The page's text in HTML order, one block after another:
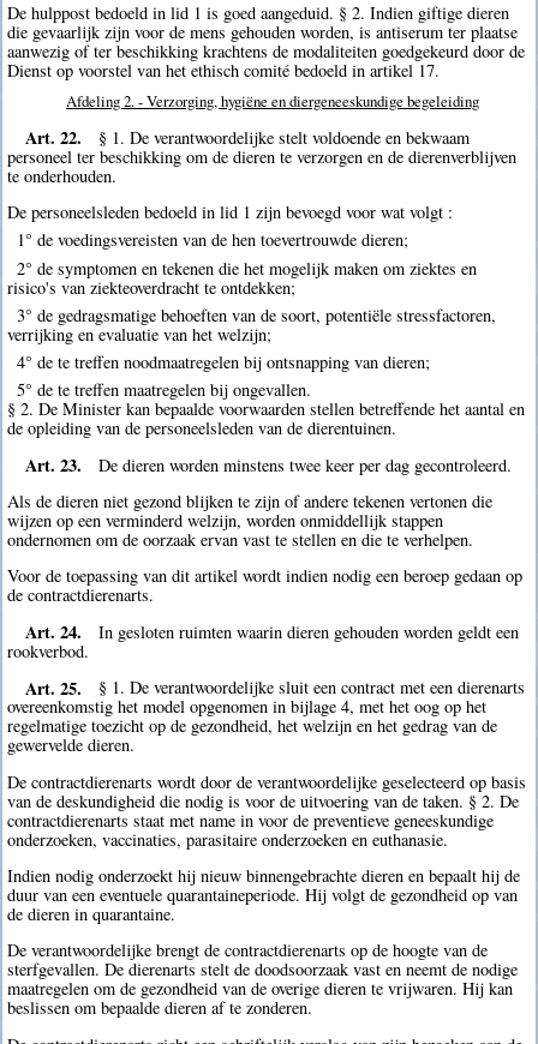
De hulppost bedoeld in lid 1 is goed aangeduid. § 2. Indien giftige dieren
die gevaarlijk zijn voor de mens gehouden worden, is antiserum ter plaatse
aanwezig of ter beschikking krachtens de modaliteiten goedgekeurd door de
Dienst op voorstel van het ethisch comité bedoeld in artikel 17.
Afdeling 2. - Verzorging, hygiëne en diergeneeskundige begeleiding
Art. 22.
§ 1. De verantwoordelijke stelt voldoende en bekwaam
personeel ter beschikking om de dieren te verzorgen en de dierenverblijven
te onderhouden.
De personeelsleden bedoeld in lid 1 zijn bevoegd voor wat volgt :
1° de voedingsvereisten van de hen toevertrouwde dieren;
2° de symptomen en tekenen die het mogelijk maken om ziektes en
risico's van ziekteoverdracht te ontdekken;
3° de gedragsmatige behoeften van de soort, potentiële stressfactoren,
verrijking en evaluatie van het welzijn;
4° de te treffen noodmaatregelen bij ontsnapping van dieren;
5° de te treffen maatregelen bij ongevallen.
§ 2. De Minister kan bepaalde voorwaarden stellen betreffende het aantal en
de opleiding van de personeelsleden van de dierentuinen.
Art. 23.
De dieren worden minstens twee keer per dag gecontroleerd.
Als de dieren niet gezond blijken te zijn of andere tekenen vertonen die
wijzen op een verminderd welzijn, worden onmiddellijk stappen
ondernomen om de oorzaak ervan vast te stellen en die te verhelpen.
Voor de toepassing van dit artikel wordt indien nodig een beroep gedaan op
de contractdierenarts.
Art. 24.
In gesloten ruimten waarin dieren gehouden worden geldt een
rookverbod.
Art. 25.
§ 1. De verantwoordelijke sluit een contract met een dierenarts
overeenkomstig het model opgenomen in bijlage 4, met het oog op het
regelmatige toezicht op de gezondheid, het welzijn en het gedrag van de
gewervelde dieren.
De contractdierenarts wordt door de verantwoordelijke geselecteerd op basis
van de deskundigheid die nodig is voor de uitvoering van de taken. § 2. De
contractdierenarts staat met name in voor de preventieve geneeskundige
onderzoeken, vaccinaties, parasitaire onderzoeken en euthanasie.
Indien nodig onderzoekt hij nieuw binnengebrachte dieren en bepaalt hij de
duur van een eventuele quarantaineperiode. Hij volgt de gezondheid op van
de dieren in quarantaine.
De verantwoordelijke brengt de contractdierenarts op de hoogte van de
sterfgevallen. De dierenarts stelt de doodsoorzaak vast en neemt de nodige
maatregelen om de gezondheid van de overige dieren te vrijwaren. Hij kan
beslissen om bepaalde dieren af te zonderen.